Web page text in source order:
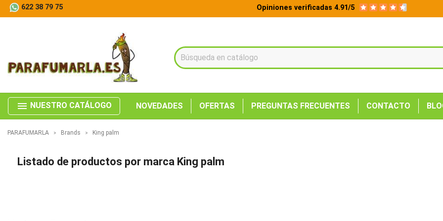
622 38 79 75 Opiniones verificadas 4.91/5
menu NUESTRO CATÁLOGO NOVEDADES OFERTAS PREGUNTAS FRECUENTES CONTACTO
PARAFUMARLA Brands King palm
Listado de productos por marca King palm